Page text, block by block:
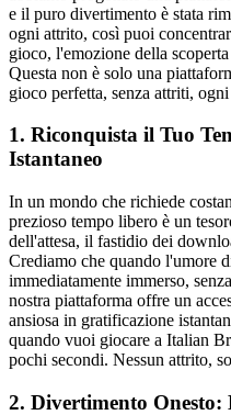
e il puro divertimento è stata
ogni attrito, così puoi
gioco, l'emozione della
Questa non è solo una
gioco perfetta, senza attriti,
1. Riconquista il Tuo
Istantaneo
In un mondo che richiede
prezioso tempo libero è un
dell'attesa, il fastidio dei
Crediamo che quando l'umore
immediatamente immerso,
nostra piattaforma offre un
ansiosa in gratificazione
quando vuoi giocare a Italian
pochi secondi. Nessun attrito,
2. Divertimento Onesto: